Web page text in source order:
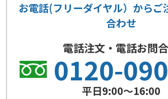
お電話(フリーダイヤル）からご
合わせ
電話注文・電話お問
0120-
平日9:00〜16:00